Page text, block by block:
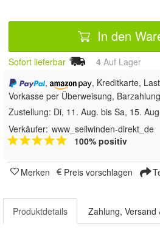
In den
Sofort lieferbar 4 Auf Lager
,
, Kreditkarte,
Vorkasse per Überweisung,
Zustellung: Di, 11. Aug. bis Sa, 15.
Verkäufer: www_seilwinden-direkt_de
100% positiv
Merken Preis vorschlagen
Produktdetails Zahlung, Versand